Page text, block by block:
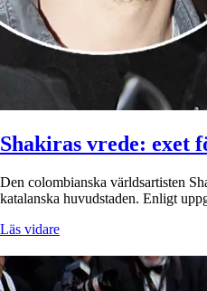
Shakiras vrede: exet
Den colombianska världsartisten
katalanska huvudstaden. Enligt
Läs vidare